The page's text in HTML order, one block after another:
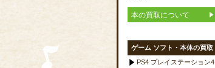
本の買取について
ゲーム ソフト・本体の買取
PS4 プレイステーション4